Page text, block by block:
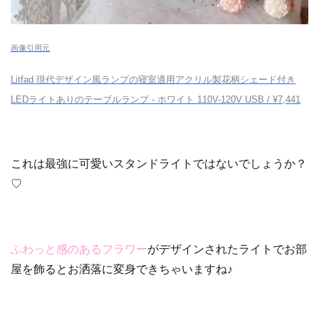
画像引用元
Litfad 現代デザイン風ランプの寝室適用アクリル製花柄シェード付き
LEDライトありのテーブルランプ - ホワイト 110V-120V USB / ¥7,441
これは最強に可愛いスタンドライトではないでしょうか？
♡
ふわっと感のあるフラワーがデザインされたライトでお部
屋を飾るとお洒落に変身できちゃいますね♪